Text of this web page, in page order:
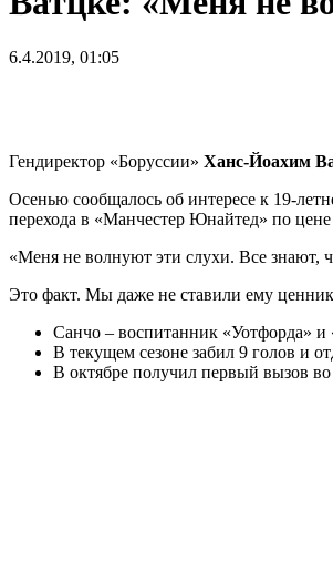
6.4.2019, 01:05
Гендиректор «Боруссии» Ханс-Йоахим
Осенью сообщалось об интересе к 19-
перехода в «Манчестер Юнайтед» по
«Меня не волнуют эти слухи. Все знают,
Это факт. Мы даже не ставили ему
Санчо – воспитанник «Уотфорда» и
В текущем сезоне забил 9 голов и
В октябре получил первый вызов